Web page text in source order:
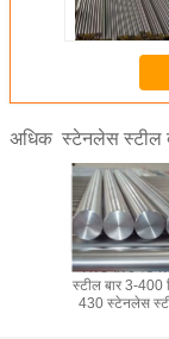
अधिक स्टेनलेस स्टील
कोल्ड रोल्ड
स्टील बार 3-400
430 स्टेनलेस